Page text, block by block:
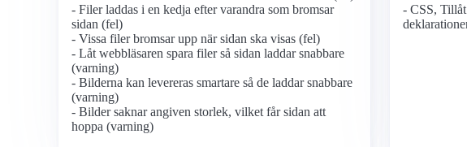
- Filer laddas i en kedja efter varandra som bromsar
sidan (fel)
- Vissa filer bromsar upp när sidan ska visas (fel)
- Låt webbläsaren spara filer så sidan laddar snabbare
(varning)
- Bilderna kan levereras smartare så de laddar snabbare
(varning)
- Bilder saknar angiven storlek, vilket får sidan att
hoppa (varning)
- CSS,